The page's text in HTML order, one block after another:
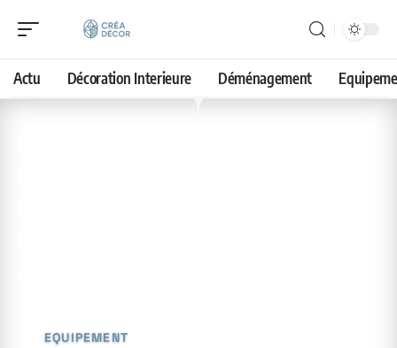
Actu Décoration Interieure Déménagement
EQUIPEMENT